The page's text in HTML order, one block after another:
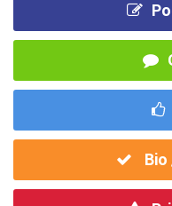
Bio